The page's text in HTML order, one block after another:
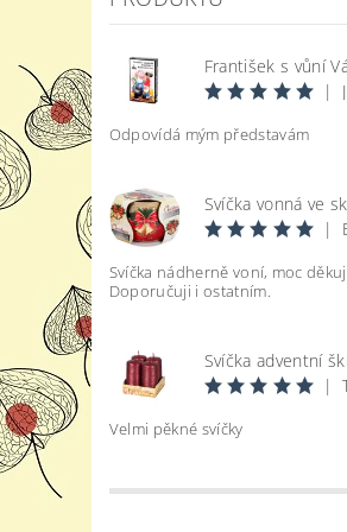
František s vůní
|
Odpovídá mým představám
|
Svíčka nádherně voní, moc
Doporučuji i ostatním.
|
Velmi pěkné svíčky